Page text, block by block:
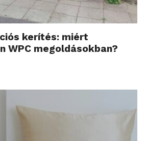
kerítés: miért
WPC megoldásokban?